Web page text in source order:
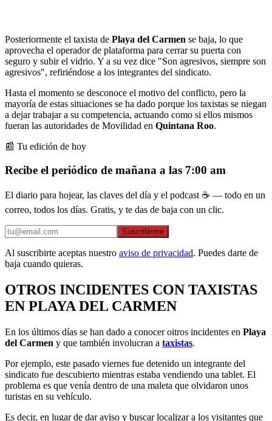
Posteriormente el taxista de Playa del Carmen se baja, lo que
aprovecha el operador de plataforma para cerrar su puerta con
seguro y subir el vidrio. Y a su vez dice "Son agresivos, siempre son
agresivos", refiriéndose a los integrantes del sindicato.
Hasta el momento se desconoce el motivo del conflicto, pero la
mayoría de estas situaciones se ha dado porque los taxistas se niegan
a dejar trabajar a su competencia, actuando como si ellos mismos
fueran las autoridades de Movilidad en Quintana Roo.
📰 Tu edición de hoy
Recibe el periódico de mañana a las 7:00 am
El diario para hojear, las claves del día y el podcast ☕ — todo en un
correo, todos los días. Gratis, y te das de baja con un clic.
Suscribirme
Al suscribirte aceptas nuestro aviso de privacidad. Puedes darte de
baja cuando quieras.
OTROS INCIDENTES CON TAXISTAS
EN PLAYA DEL CARMEN
En los últimos días se han dado a conocer oitros incidentes en Playa
del Carmen y que también involucran a taxistas.
Por ejemplo, este pasado viernes fue detenido un integrante del
sindicato fue descubierto mientras estaba vendiendo una tablet. El
problema es que venía dentro de una maleta que olvidaron unos
turistas en su vehículo.
Es decir, en lugar de dar aviso y buscar localizar a los visitantes que